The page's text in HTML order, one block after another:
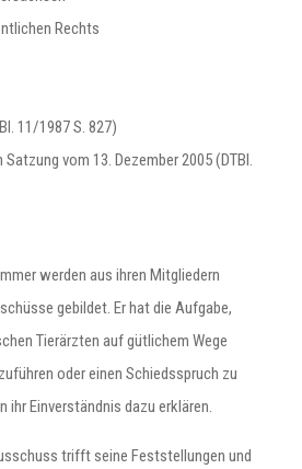
Rechts
11/1987 S. 827)
vom 13. Dezember 2005 (DTBl.
werden aus ihren Mitgliedern
gebildet. Er hat die Aufgabe,
Tierärzten auf gütlichem Wege
oder einen Schiedsspruch zu
ihr Einverständnis dazu erklären.
trifft seine Feststellungen und